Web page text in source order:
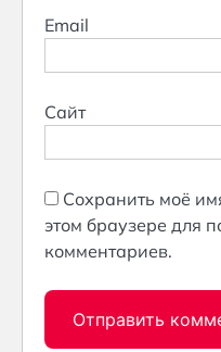
Email
Сайт
Сохранить моё
этом браузере для
комментариев.